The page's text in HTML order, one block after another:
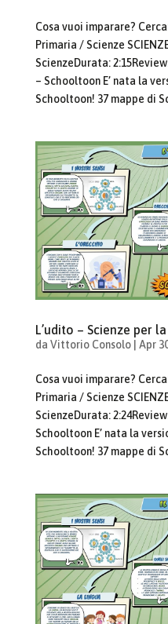
Cosa vuoi imparare?
Primaria / Scienze
ScienzeDurata:
– Schooltoon E’ nata la
Schooltoon! 37 mappe di
L’udito – Scienze per
da Vittorio Consolo| Apr
Cosa vuoi imparare?
Primaria / Scienze
ScienzeDurata:
Schooltoon E’ nata la
Schooltoon! 37 mappe di